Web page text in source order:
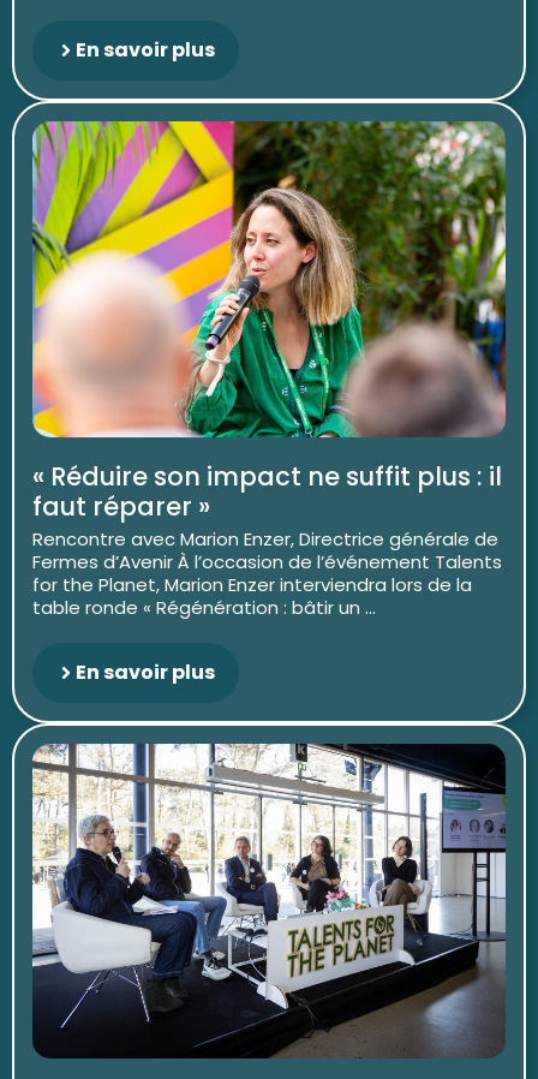
En savoir plus
« Réduire son impact ne suffit plus : il
faut réparer »
Rencontre avec Marion Enzer, Directrice générale de
Fermes d’Avenir À l’occasion de l’événement Talents
for the Planet, Marion Enzer interviendra lors de la
table ronde « Régénération : bâtir un ...
En savoir plus